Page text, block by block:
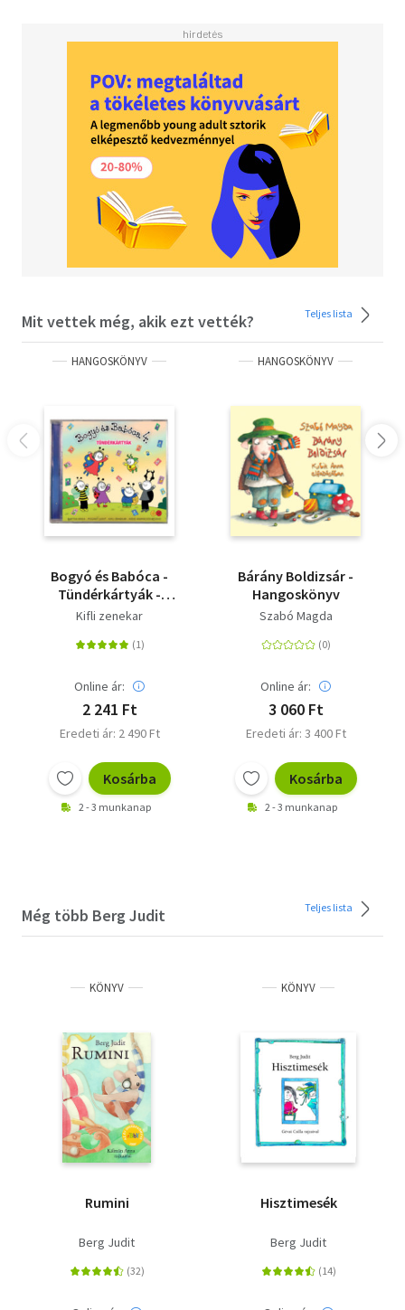
Mit vettek még, akik ezt vették? Teljes lista
HANGOSKÖNYV
Bogyó és Babóca -
Tündérkártyák -
Hangoskönyv
Kifli zenekar
Online ár:
2 241 Ft
Eredeti ár: 2 490 Ft
Kosárba
2 - 3 munkanap
HANGOSKÖNYV
Bárány Boldizsár -
Hangoskönyv
Szabó Magda
Online ár:
3 060 Ft
Eredeti ár: 3 400 Ft
Kosárba
2 - 3 munkanap
Még több Berg Judit Teljes lista
KÖNYV
Rumini
Berg Judit
KÖNYV
Hisztimesék
Berg Judit